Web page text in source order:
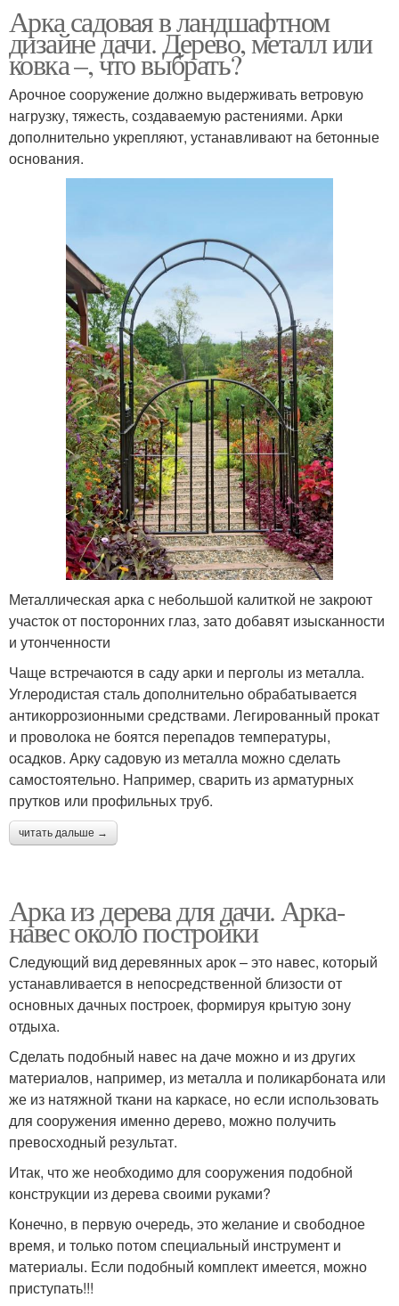
Арка садовая в ландшафтном
дизайне дачи. Дерево, металл или
ковка –, что выбрать?
Арочное сооружение должно выдерживать ветровую
нагрузку, тяжесть, создаваемую растениями. Арки
дополнительно укрепляют, устанавливают на бетонные
основания.
Металлическая арка с небольшой калиткой не закроют
участок от посторонних глаз, зато добавят изысканности
и утонченности
Чаще встречаются в саду арки и перголы из металла.
Углеродистая сталь дополнительно обрабатывается
антикоррозионными средствами. Легированный прокат
и проволока не боятся перепадов температуры,
осадков. Арку садовую из металла можно сделать
самостоятельно. Например, сварить из арматурных
прутков или профильных труб.
читать дальше →
Арка из дерева для дачи. Арка-
навес около постройки
Следующий вид деревянных арок – это навес, который
устанавливается в непосредственной близости от
основных дачных построек, формируя крытую зону
отдыха.
Сделать подобный навес на даче можно и из других
материалов, например, из металла и поликарбоната или
же из натяжной ткани на каркасе, но если использовать
для сооружения именно дерево, можно получить
превосходный результат.
Итак, что же необходимо для сооружения подобной
конструкции из дерева своими руками?
Конечно, в первую очередь, это желание и свободное
время, и только потом специальный инструмент и
материалы. Если подобный комплект имеется, можно
приступать!!!